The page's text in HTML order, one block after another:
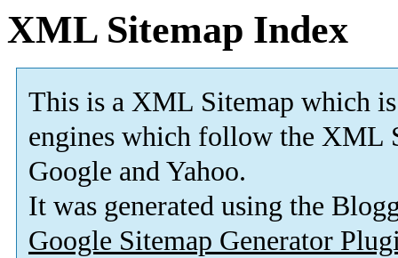
XML Sitemap Index
This is a XML Sitemap which is
engines which follow the XML
Google and Yahoo.
It was generated using the
Google Sitemap Generator